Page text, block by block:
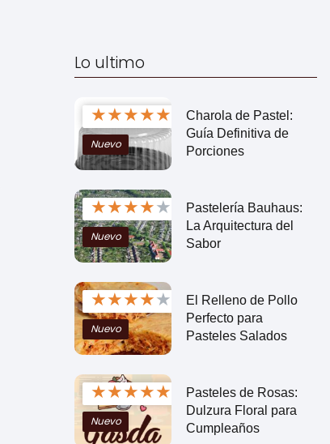
Lo ultimo
★★★★★
Nuevo
Charola de Pastel:
Guía Definitiva de
Porciones
★★★★★
Nuevo
Pastelería Bauhaus:
La Arquitectura del
Sabor
★★★★★
Nuevo
El Relleno de Pollo
Perfecto para
Pasteles Salados
★★★★★
Nuevo
Pasteles de Rosas:
Dulzura Floral para
Cumpleaños